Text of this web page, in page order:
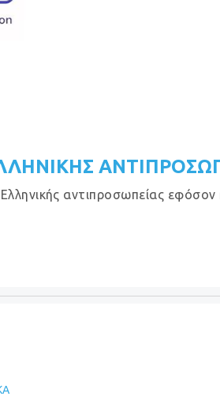
αντιπροσωπείας εφόσον